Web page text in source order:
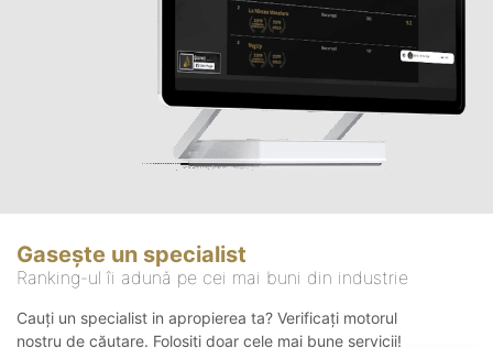
Gasește un specialist
Ranking-ul îi adună pe cei mai buni din industrie
Cauți un specialist in apropierea ta? Verificați motorul
nostru de căutare. Folosiți doar cele mai bune servicii!